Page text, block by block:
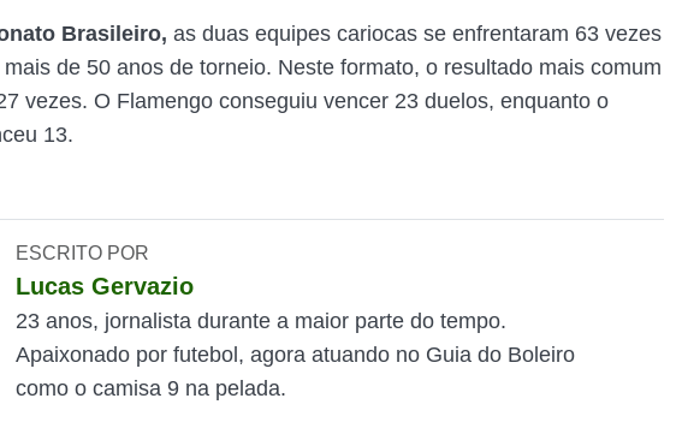
Brasileiro, as duas equipes cariocas se enfrentaram 63 vezes
de 50 anos de torneio. Neste formato, o resultado mais comum
vezes. O Flamengo conseguiu vencer 23 duelos, enquanto o
13.
ESCRITO POR
Lucas Gervazio
23 anos, jornalista durante a maior parte do tempo.
Apaixonado por futebol, agora atuando no Guia do Boleiro
como o camisa 9 na pelada.